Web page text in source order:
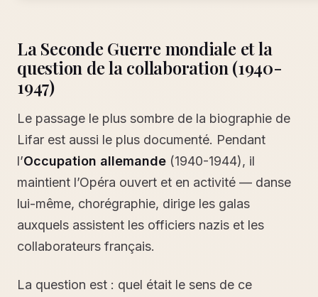
La Seconde Guerre mondiale et la
question de la collaboration (1940-
1947)
Le passage le plus sombre de la biographie de
Lifar est aussi le plus documenté. Pendant
l’Occupation allemande (1940-1944), il
maintient l’Opéra ouvert et en activité — danse
lui-même, chorégraphie, dirige les galas
auxquels assistent les officiers nazis et les
collaborateurs français.
La question est : quel était le sens de ce